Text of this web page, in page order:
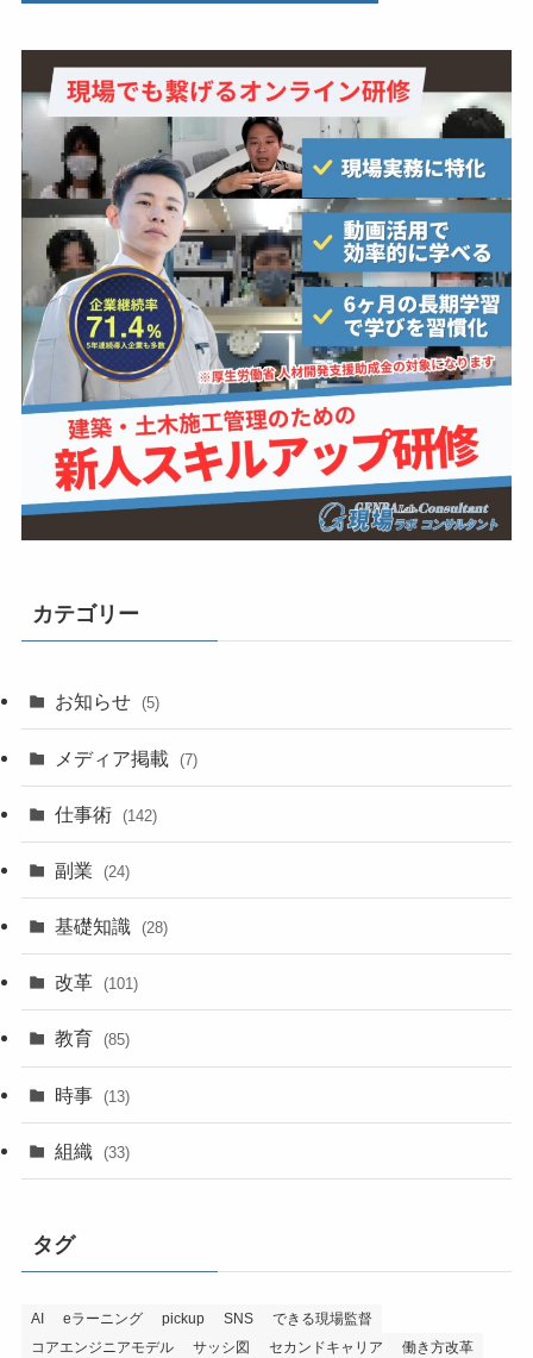
カテゴリー
お知らせ (5)
メディア掲載 (7)
仕事術 (142)
副業 (24)
基礎知識 (28)
改革 (101)
教育 (85)
時事 (13)
組織 (33)
タグ
AI eラーニング pickup SNS
できる現場監督
コアエンジニアモデル
サッシ図 セカンドキャリア
働き方改革